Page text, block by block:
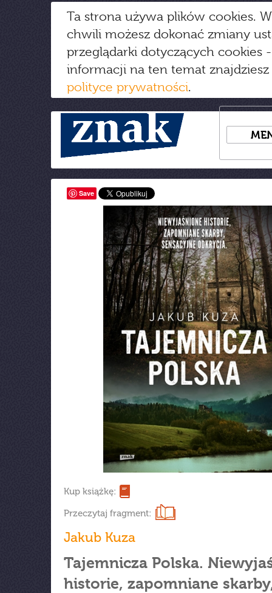
Ta strona używa plików cookies.
chwili możesz dokonać zmiany
przeglądarki dotyczących cookies
informacji na ten temat
polityce prywatności.
Save
Kup książkę:
Przeczytaj fragment:
Jakub Kuza
Tajemnicza Polska.
historie, zapomniane